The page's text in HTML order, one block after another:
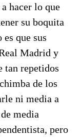
hacer lo que
su boquita
es que sus
Madrid y
tan repetidos
de los
ni media a
media
pero